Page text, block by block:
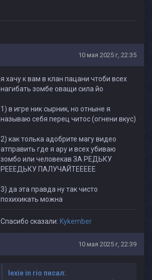
10 мая 2025 г, 22:35
я хачу к вам в клан пацани чтоби всех
нагибать зомбе оващи сила йо
1) в игре ник сырник, но отныне я
называю себя перец читос (огнени вкус)
2) как толька адобрите магу видео
атправить где я ару и всех убиваю
зомбо или человекав ЗА РЕДЬКУ
РЕЕЕДЬКУ ПАЛУЧАЙТЕЕЕЕЕ
3) да эта правда ну так чисто
похихикать можна
Спасибо сказали: Kykember
10 мая 2025 г, 22:39
lexie in rio писал: